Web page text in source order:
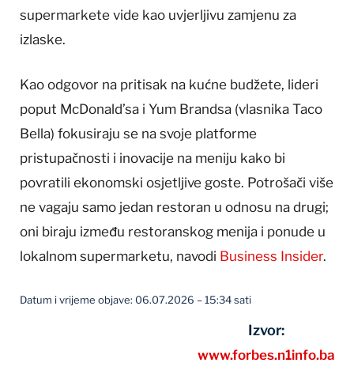
supermarkete vide kao uvjerljivu zamjenu za
izlaske.
Kao odgovor na pritisak na kućne budžete, lideri
poput McDonald’sa i Yum Brandsa (vlasnika Taco
Bella) fokusiraju se na svoje platforme
pristupačnosti i inovacije na meniju kako bi
povratili ekonomski osjetljive goste. Potrošači više
ne vagaju samo jedan restoran u odnosu na drugi;
oni biraju između restoranskog menija i ponude u
lokalnom supermarketu, navodi Business Insider.
Datum i vrijeme objave: 06.07.2026 – 15:34 sati
Izvor:
www.forbes.n1info.ba